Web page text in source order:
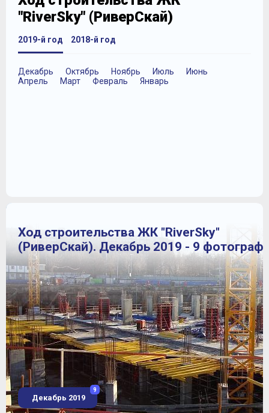
"RiverSky" (РиверСкай)
2019-й год
Декабрь Октябрь Ноябрь Июль
Июнь
Апрель
Март Февраль Январь
2018-й год
Ход строительства ЖК "RiverSky"
(РиверСкай). Декабрь 2019 - 9
Декабрь 2019
9